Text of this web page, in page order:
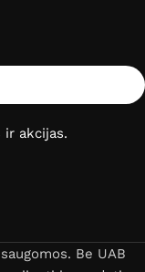
ir akcijas.
Be UAB